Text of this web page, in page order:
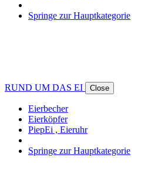
Springe zur Hauptkategorie
RUND UM DAS EI Close
Eierbecher
Eierköpfer
PiepEi , Eieruhr
Springe zur Hauptkategorie